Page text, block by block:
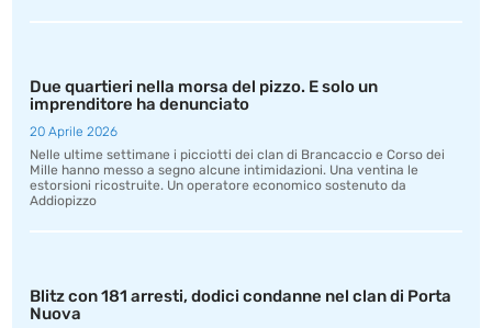
Due quartieri nella morsa del pizzo. E solo un
imprenditore ha denunciato
20 Aprile 2026
Nelle ultime settimane i picciotti dei clan di Brancaccio e Corso dei
Mille hanno messo a segno alcune intimidazioni. Una ventina le
estorsioni ricostruite. Un operatore economico sostenuto da
Addiopizzo
Blitz con 181 arresti, dodici condanne nel clan di Porta
Nuova